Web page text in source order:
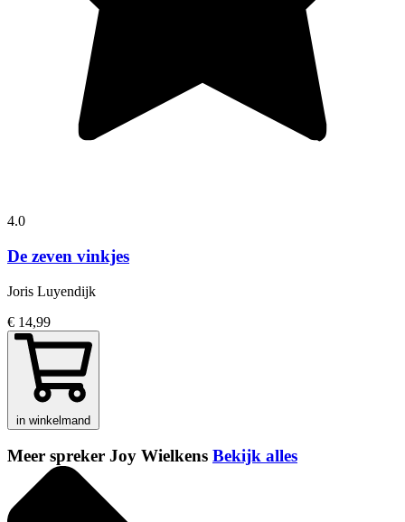
4.0
De zeven vinkjes
Joris Luyendijk
€ 14,99
in winkelmand
Meer spreker Joy Wielkens Bekijk alles